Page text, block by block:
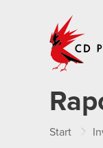
Start